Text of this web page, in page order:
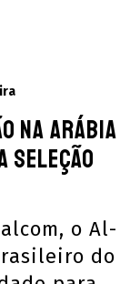
na Arábia
Seleção
o Al-
do